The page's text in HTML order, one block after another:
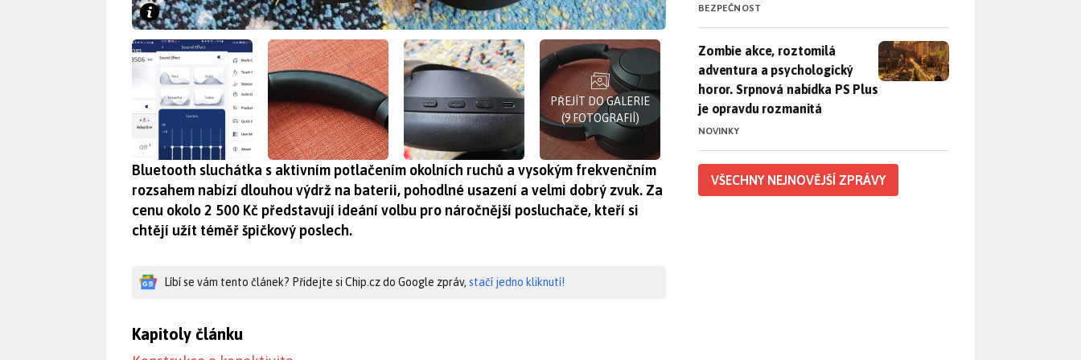
PŘEJÍT DO GALERIE
(9 FOTOGRAFIÍ)
Bluetooth sluchátka s aktivním potlačením okolních ruchů a vysokým frekvenčním
rozsahem nabízí dlouhou výdrž na baterii, pohodlné usazení a velmi dobrý zvuk. Za
cenu okolo 2 500 Kč představují ideání volbu pro náročnější posluchače, kteří si
chtějí užít téměř špičkový poslech.
Líbí se vám tento článek? Přidejte si Chip.cz do Google zpráv, stačí jedno kliknutí!
Kapitoly článku
BEZPEČNOST
Zombie akce, roztomilá adventura a psychologický horor.
Zombie akce, roztomilá
adventura a psychologický
horor. Srpnová nabídka PS Plus
je opravdu rozmanitá
NOVINKY
VŠECHNY NEJNOVĚJŠÍ ZPRÁVY